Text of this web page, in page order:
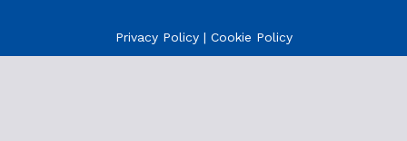
Privacy Policy| Cookie Policy